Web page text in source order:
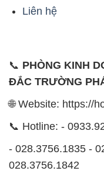
Liên hệ
📞 PHÒNG KINH
ĐẮC TRƯỜNG
🌐 Website: https://
📞 Hotline: -
- 028.3756.1835 -
028.3756.1842